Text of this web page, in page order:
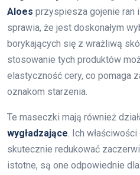
Aloes przyspiesza gojenie ran
sprawia, że jest doskonałym
borykających się z wrażliwą
stosowanie tych produktów
elastyczność cery, co pomaga
oznakom starzenia.
Te maseczki mają również
wygładzające. Ich
skutecznie redukować
istotne, są one odpowiednie